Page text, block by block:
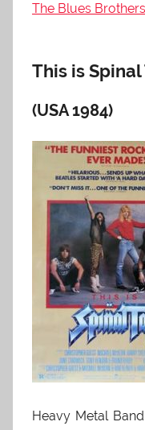
The Blues
This is Spinal
(USA 1984)
Heavy Metal